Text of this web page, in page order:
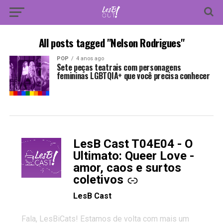
All posts tagged "Nelson Rodrigues"
POP 4 anos ago
Sete peças teatrais com personagens
femininas LGBTQIA+ que você precisa conhecer
LesB Cast T04E04 - O
Ultimato: Queer Love -
amor, caos e surtos
coletivos
-
LesB Cast
Fala, LesBiCats! Estamos de volta com mais um